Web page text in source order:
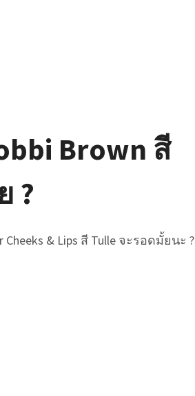
Brown สี
?
& Lips สี Tulle จะรอดมั้ยนะ ?